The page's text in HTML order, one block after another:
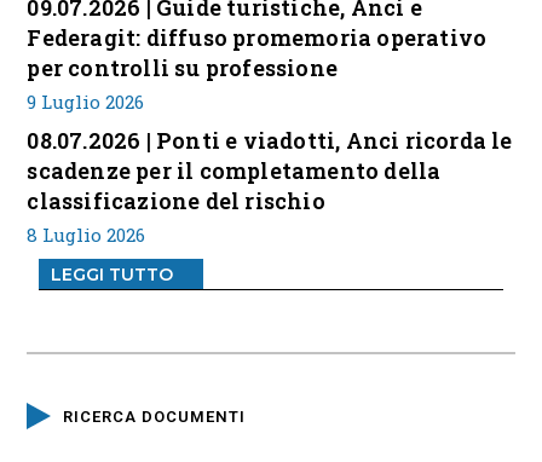
09.07.2026 | Guide turistiche, Anci e
Federagit: diffuso promemoria operativo
per controlli su professione
9 Luglio 2026
08.07.2026 | Ponti e viadotti, Anci ricorda le
scadenze per il completamento della
classificazione del rischio
8 Luglio 2026
LEGGI TUTTO
RICERCA DOCUMENTI